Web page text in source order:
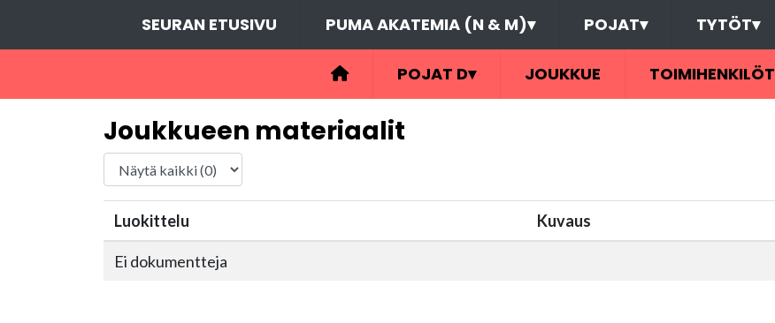
SEURAN ETUSIVU PUMA AKATEMIA (N & M)▾ POJAT▾ TYTÖT▾
POJAT D▾ JOUKKUE TOIMIHENKILÖT
Joukkueen materiaalit
Luokittelu Kuvaus
Ei dokumentteja